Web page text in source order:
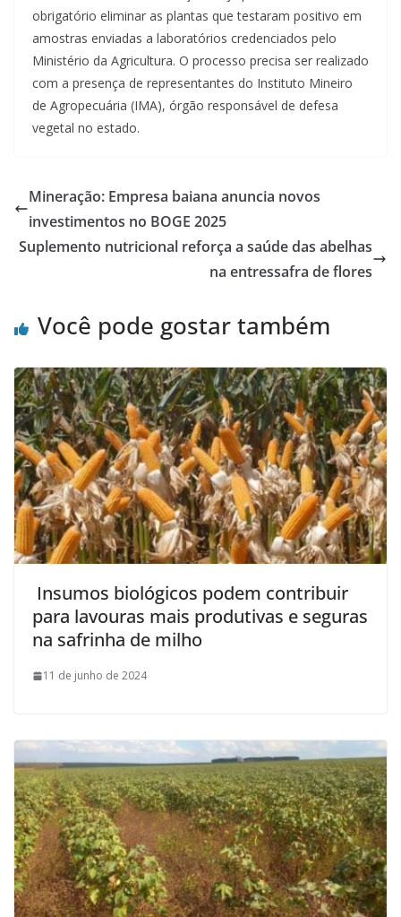
obrigatório eliminar as plantas que testaram positivo em
amostras enviadas a laboratórios credenciados pelo
Ministério da Agricultura. O processo precisa ser realizado
com a presença de representantes do Instituto Mineiro
de Agropecuária (IMA), órgão responsável de defesa
vegetal no estado.
Mineração: Empresa baiana anuncia novos
investimentos no BOGE 2025
Suplemento nutricional reforça a saúde das abelhas
na entressafra de flores
Você pode gostar também
Insumos biológicos podem contribuir
para lavouras mais produtivas e seguras
na safrinha de milho
11 de junho de 2024